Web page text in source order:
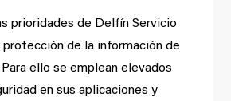
prioridades de Delfín Servicio
protección de la información de
ello se emplean elevados
en sus aplicaciones y